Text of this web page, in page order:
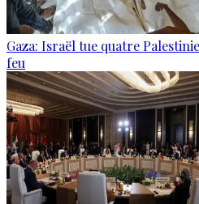
Gaza: Israël tue quatre
feu